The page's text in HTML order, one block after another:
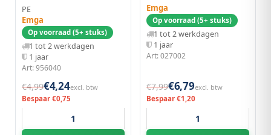
PE
Emga
Op voorraad (5+ stuks)
1 tot 2 werkdagen
1 jaar
Art: 956040
€4,99€4,24excl. btw
Bespaar €0,75
Emga
Op voorraad (5+ stuks)
1 tot 2 werkdagen
1 jaar
Art: 027002
€7,99€6,79excl. btw
Bespaar €1,20